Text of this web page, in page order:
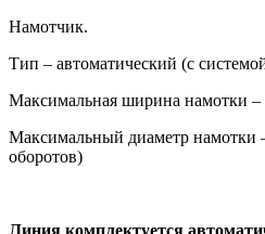
Намотчик.
Тип – автоматический (с
Максимальная ширина намотки
Максимальный диаметр намотки
оборотов)
Линия комплектуется